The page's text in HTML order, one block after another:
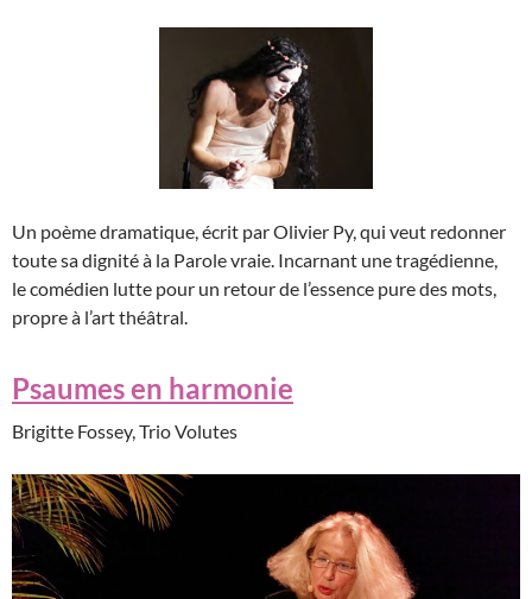
Un poème dramatique, écrit par Olivier Py, qui veut redonner
toute sa dignité à la Parole vraie. Incarnant une tragédienne,
le comédien lutte pour un retour de l’essence pure des mots,
propre à l’art théâtral.
Psaumes en harmonie
Brigitte Fossey, Trio Volutes